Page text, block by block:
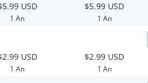
USD
1 An
$5.99 USD
1 An
USD
1 An
$2.99 USD
1 An